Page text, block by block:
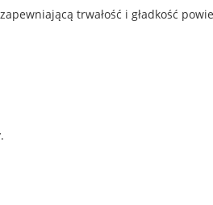
trwałość i gładkość